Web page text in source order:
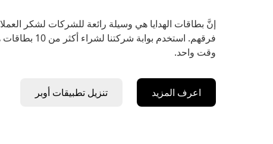
إنَّ بطاقات الهدايا هي وسيلة رائعة للشركات لشكر
فرقهم. استخدم بوابة شركتنا
وقت واحد.
اعرف المزيد تنزيل تطبيقات أوبر